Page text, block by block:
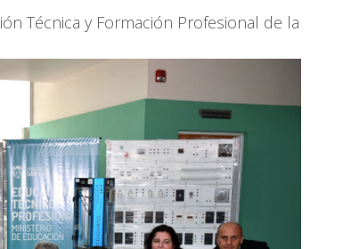
Técnica y Formación Profesional de la